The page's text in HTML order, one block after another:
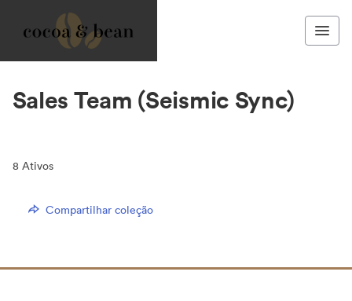
Sales Team (Seismic Sync)
8 Ativos
Compartilhar coleção